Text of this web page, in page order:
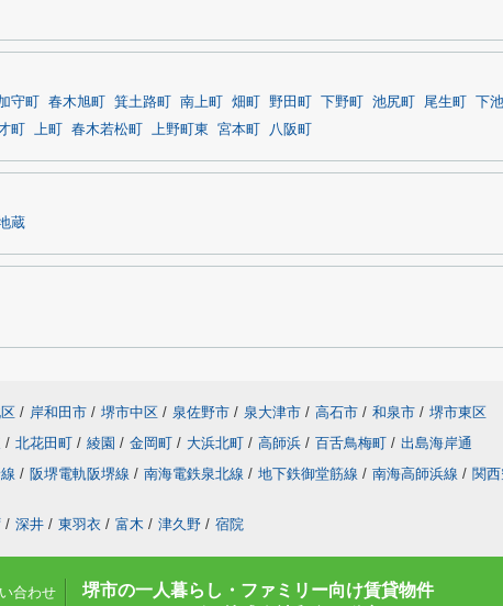
守町 春木旭町 箕土路町 南上町 畑町 野田町 下野町 池尻町 尾生町 下
町 上町 春木若松町 上野町東 宮本町 八阪町
蔵
/ 岸和田市 / 堺市中区 / 泉佐野市 / 泉大津市 / 高石市 / 和泉市 / 堺市東区
/ 北花田町 / 綾園 / 金岡町 / 大浜北町 / 高師浜 / 百舌鳥梅町 / 出島海岸通
/ 阪堺電軌阪堺線 / 南海電鉄泉北線 / 地下鉄御堂筋線 / 南海高師浜線 / 関
/ 深井 / 東羽衣 / 富木 / 津久野 / 宿院
合わせ
堺市の一人暮らし・ファミリー向け賃貸物件